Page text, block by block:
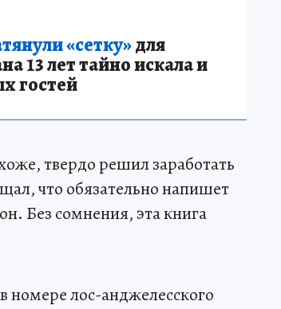
«сетку»для
13 лет тайно искала и
гостей
твердо решил заработать
что обязательно напишет
Без сомнения, эта книга
лос-анджелесского